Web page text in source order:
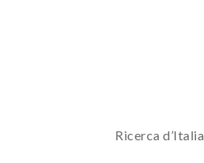
Ricerca d’Italia